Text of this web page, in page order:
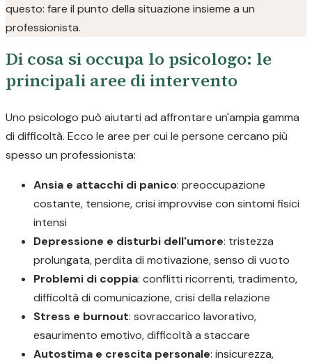
questo: fare il punto della situazione insieme a un
professionista.
Di cosa si occupa lo psicologo: le
principali aree di intervento
Uno psicologo può aiutarti ad affrontare un'ampia gamma
di difficoltà. Ecco le aree per cui le persone cercano più
spesso un professionista:
Ansia e attacchi di panico: preoccupazione
costante, tensione, crisi improvvise con sintomi fisici
intensi
Depressione e disturbi dell'umore: tristezza
prolungata, perdita di motivazione, senso di vuoto
Problemi di coppia: conflitti ricorrenti, tradimento,
difficoltà di comunicazione, crisi della relazione
Stress e burnout: sovraccarico lavorativo,
esaurimento emotivo, difficoltà a staccare
Autostima e crescita personale: insicurezza,